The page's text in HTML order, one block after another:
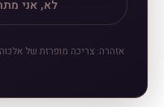
לא, אני
אזהרה: צריכה מופרזת של